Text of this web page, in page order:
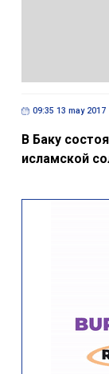
09:35 13 may 2017
В Баку
исламской